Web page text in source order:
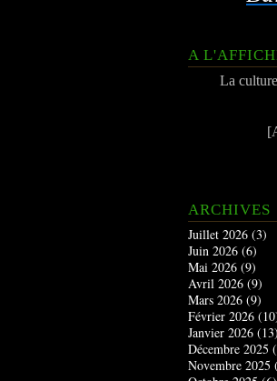
A
La
ARCHIVES
Juillet 2026 (3)
Juin 2026 (6)
Mai 2026 (9)
Avril 2026 (9)
Mars 2026 (9)
Février 2026
Janvier 2026 (13)
Décembre 2025
Novembre 2025